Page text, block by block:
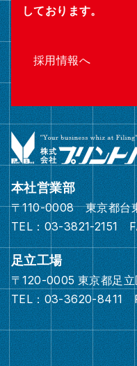
しております。
採用情報へ
本社営業部
〒110-0008 東京都台
TEL：03-3821-2151
足立工場
〒120-0005 東京都足
TEL：03-3620-8411